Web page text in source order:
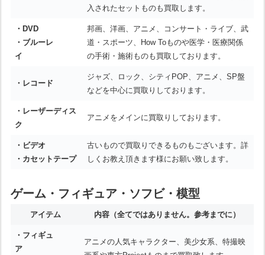
入されたセットものも買取します。
・DVD
・ブルーレ
イ
邦画、洋画、アニメ、コンサート・ライブ、武
道・スポーツ、How Toものや医学・医療関係
の手術・施術ものも買取しております。
・レコード
ジャズ、ロック、シティPOP、アニメ、SP盤
などを中心に買取りしております。
・レーザーディス
ク
アニメをメインに買取りしております。
・ビデオ
・カセットテープ
古いもので買取りできるものもございます。詳
しくお教え頂きます様にお願い致します。
ゲーム・フィギュア・ソフビ・模型
アイテム 内容（全てではありません。参考までに）
・フィギュ
ア
アニメの人気キャラクター、美少女系、特撮映